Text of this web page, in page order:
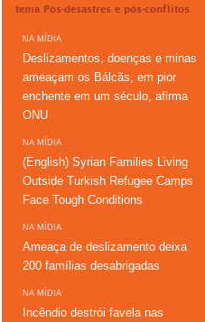
tema Pós-desastres e pós-conflitos
NA MÍDIA
Deslizamentos, doenças e minas
ameaçam os Bálcãs, em pior
enchente em um século, afirma
ONU
NA MÍDIA
(English) Syrian Families Living
Outside Turkish Refugee Camps
Face Tough Conditions
NA MÍDIA
Ameaça de deslizamento deixa
200 famílias desabrigadas
NA MÍDIA
Incêndio destrói favela nas